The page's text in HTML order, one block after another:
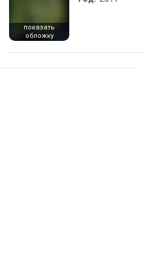
показать
обложку